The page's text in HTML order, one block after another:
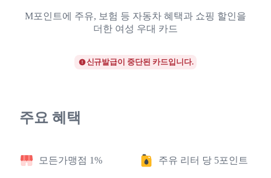
M포인트에 주유, 보험 등 자동차 혜택과 쇼핑 할인을
더한 여성 우대 카드
신규발급이 중단된 카드입니다.
주요 혜택
모든가맹점 1% 주유 리터 당 5포인트